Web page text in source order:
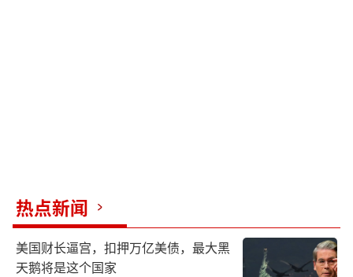
热点新闻
美国财长逼宫，扣押万亿美债，最大黑
天鹅将是这个国家